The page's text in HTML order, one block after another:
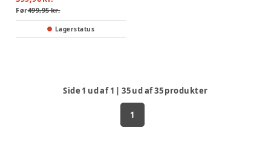
Før499,95 kr.
Lagerstatus
Side 1 ud af1 |35ud af35produkter
1